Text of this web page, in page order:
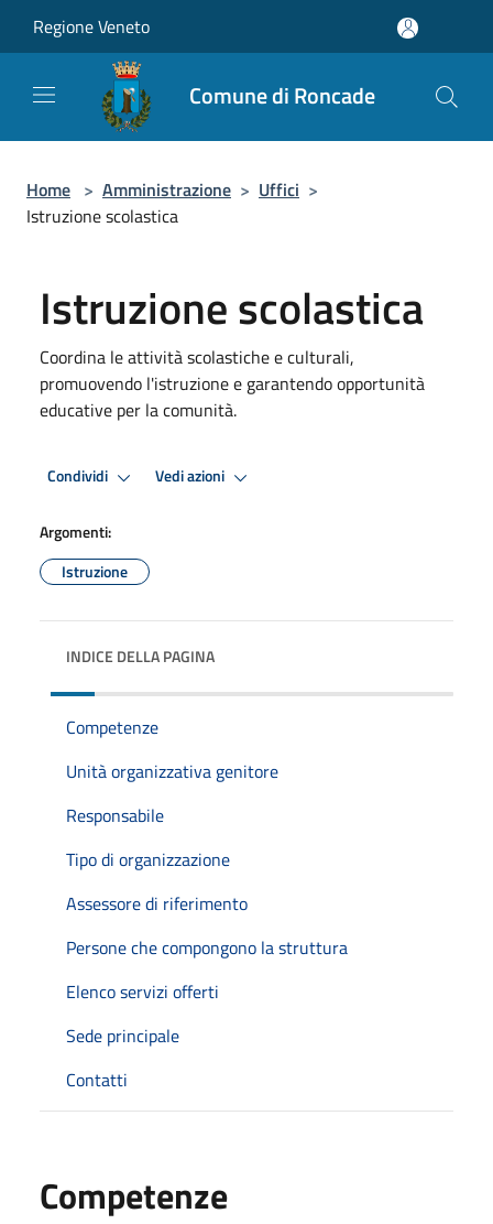
Regione Veneto
Comune di Roncade
Home > Amministrazione > Uffici >
Istruzione scolastica
Istruzione scolastica
Coordina le attività scolastiche e culturali,
promuovendo l'istruzione e garantendo opportunità
educative per la comunità.
Condividi Vedi azioni
Argomenti:
Istruzione
INDICE DELLA PAGINA
Competenze
Unità organizzativa genitore
Responsabile
Tipo di organizzazione
Assessore di riferimento
Persone che compongono la struttura
Elenco servizi offerti
Sede principale
Contatti
Competenze